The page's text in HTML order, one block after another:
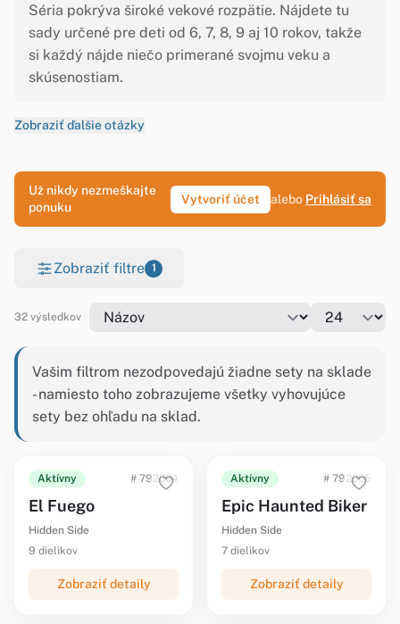
Séria pokrýva široké vekové rozpätie. Nájdete tu
sady určené pre deti od 6, 7, 8, 9 aj 10 rokov, takže
si každý nájde niečo primerané svojmu veku a
skúsenostiam.
Zobraziť ďalšie otázky
Už nikdy nezmeškajte
ponuku
Vytvoriť účet alebo Prihlásiť sa
Zobraziť filtre 1
32 výsledkov
Vašim filtrom nezodpovedajú žiadne sety na sklade
- namiesto toho zobrazujeme všetky vyhovujúce
sety bez ohľadu na sklad.
Aktívny # 792004
El Fuego
Hidden Side
9 dielikov
Zobraziť detaily
Aktívny # 792005
Epic Haunted Biker
Hidden Side
7 dielikov
Zobraziť detaily